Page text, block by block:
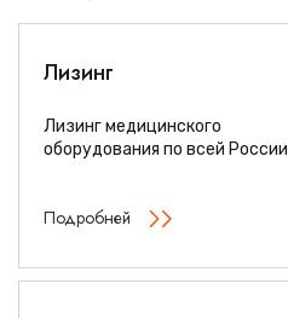
Лизинг
Лизинг медицинского
оборудования по всей России
Подробней